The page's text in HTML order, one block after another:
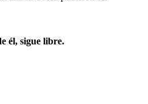
él, sigue libre.